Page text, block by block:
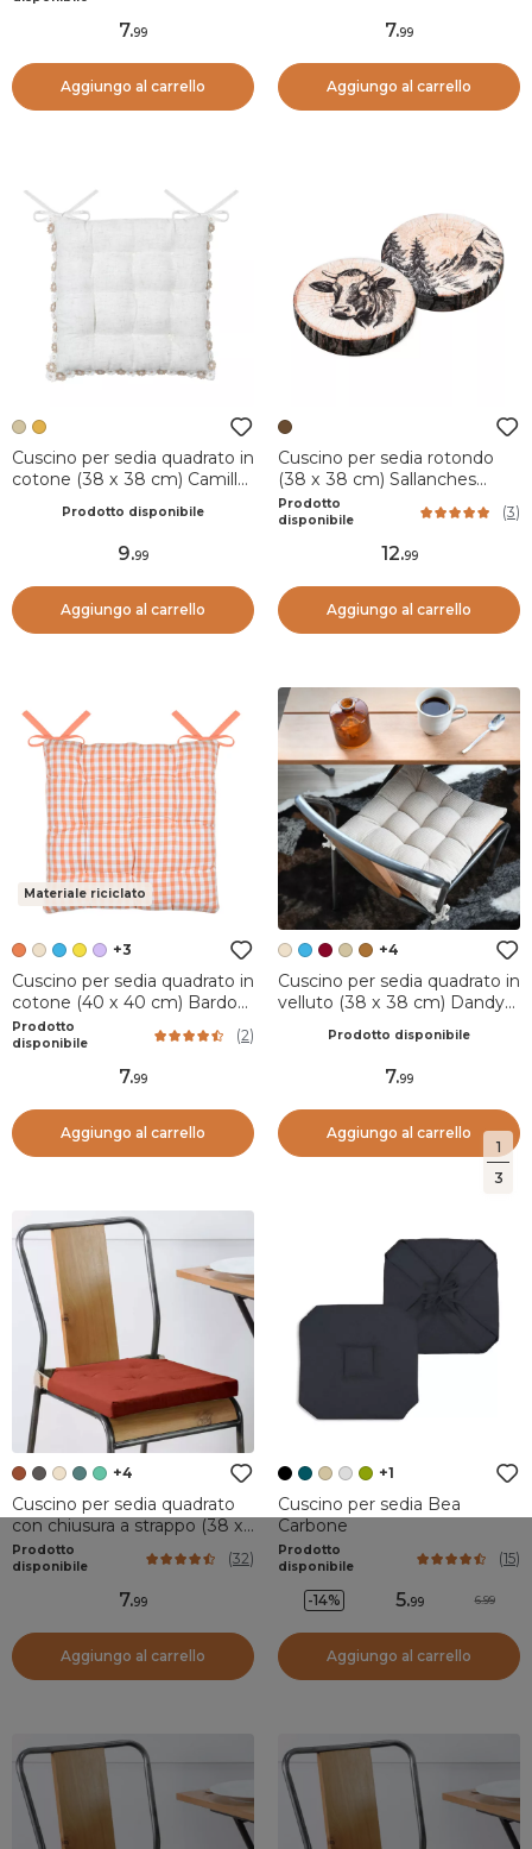
1
3
7.99
Aggiungo al carrello
7.99
Aggiungo al carrello
Cuscino per sedia quadrato in
cotone (38 x 38 cm) Camille
Prodotto disponibile
9.99
Aggiungo al carrello
Cuscino per sedia rotondo
(38 x 38 cm) Sallanches
Marrone
Prodotto
disponibile
(3)
12.99
Aggiungo al carrello
Materiale riciclato
+3
Cuscino per sedia quadrato in
cotone (40 x 40 cm) Bardot
Arancione
Prodotto
disponibile
(2)
7.99
Aggiungo al carrello
+4
Cuscino per sedia quadrato in
velluto (38 x 38 cm) Dandy
Prodotto disponibile
7.99
Aggiungo al carrello
+4
Cuscino per sedia quadrato
con chiusura a strappo (38 x
38 cm) Duo Terracotta
Prodotto
disponibile
(32)
7.99
Aggiungo al carrello
+1
Cuscino per sedia Bea
Carbone
Prodotto
disponibile
(15)
-14% 5.99 6.99
Aggiungo al carrello